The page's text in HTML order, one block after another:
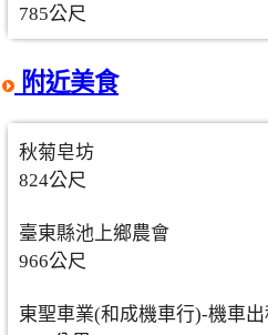
785公尺
附近美食
秋菊皂坊
824公尺
臺東縣池上鄉農會
966公尺
東聖車業(和成機車行)-機車